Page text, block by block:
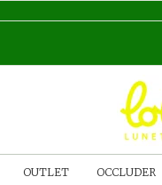
OUTLET OCCLUDER